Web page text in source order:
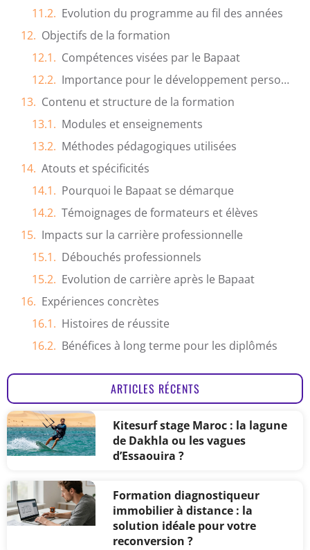
Evolution du programme au fil des années
Objectifs de la formation
Compétences visées par le Bapaat
Importance pour le développement personnel et professionnel
Contenu et structure de la formation
Modules et enseignements
Méthodes pédagogiques utilisées
Atouts et spécificités
Pourquoi le Bapaat se démarque
Témoignages de formateurs et élèves
Impacts sur la carrière professionnelle
Débouchés professionnels
Evolution de carrière après le Bapaat
Expériences concrètes
Histoires de réussite
Bénéfices à long terme pour les diplômés
ARTICLES RÉCENTS
Kitesurf stage Maroc : la lagune
de Dakhla ou les vagues
d’Essaouira ?
Formation diagnostiqueur
immobilier à distance : la
solution idéale pour votre
reconversion ?